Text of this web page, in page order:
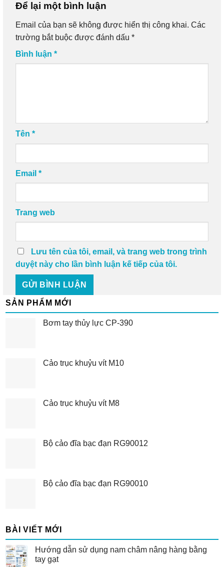
Để lại một bình luận
Email của bạn sẽ không được hiển thị công khai. Các
trường bắt buộc được đánh dấu *
Bình luận *
Tên *
Email *
Trang web
Lưu tên của tôi, email, và trang web trong trình
duyệt này cho lần bình luận kế tiếp của tôi.
SẢN PHẨM MỚI
Bơm tay thủy lực CP-390
Cảo trục khuỷu vít M10
Cảo trục khuỷu vít M8
Bộ cảo đĩa bạc đạn RG90012
Bộ cảo đĩa bạc đạn RG90010
BÀI VIẾT MỚI
Hướng dẫn sử dụng nam châm nâng hàng bằng
tay gạt